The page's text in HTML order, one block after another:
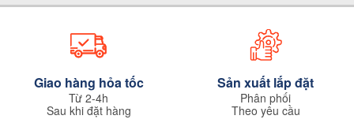
Giao hàng hỏa tốc
Từ 2-4h
Sau khi đặt hàng
Sản xuất lắp đặt
Phân phối
Theo yêu cầu